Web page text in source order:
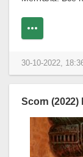
30-10-2022,
Scorn (2022)